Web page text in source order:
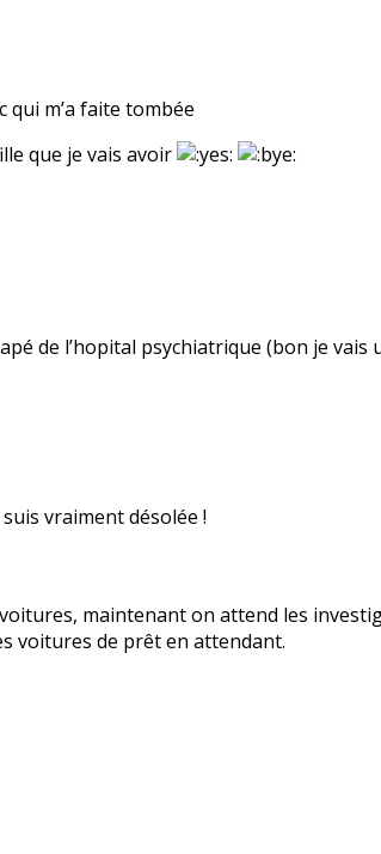
qui m’a faite tombée
que je vais avoir
de l’hopital psychiatrique (bon je
vraiment désolée !
maintenant on attend les
voitures de prêt en attendant.